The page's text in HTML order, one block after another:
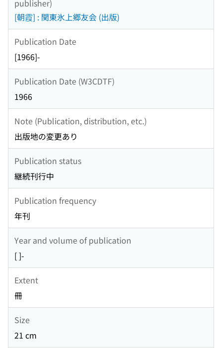
publisher)
[朝霞] : 関東氷上郷友会 (出版)
Publication Date
[1966]-
Publication Date (W3CDTF)
1966
Note (Publication, distribution, etc.)
出版地の変更あり
Publication status
継続刊行中
Publication frequency
年刊
Year and volume of publication
[ ]-
Extent
冊
Size
21 cm